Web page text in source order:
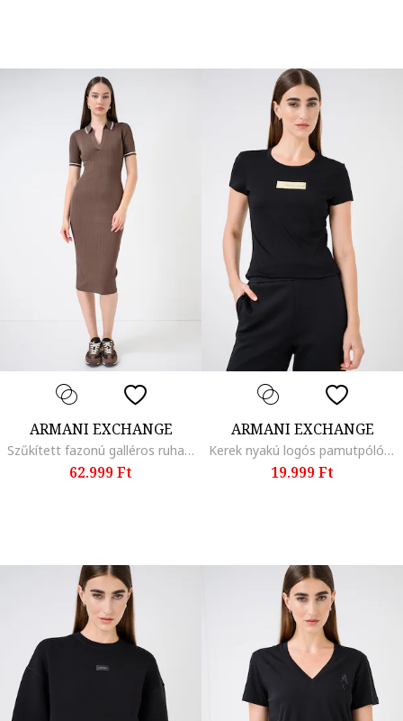
ARMANI EXCHANGE
Szűkített fazonú galléros ruha, Fangóbarna
62.999 Ft
ARMANI EXCHANGE
Kerek nyakú logós pamutpóló, Fekete
19.999 Ft